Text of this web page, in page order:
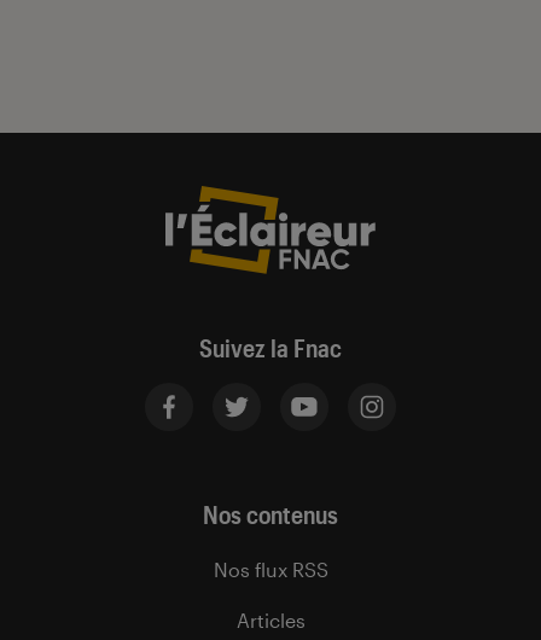
Suivez la Fnac
Nos contenus
Nos flux RSS
Articles